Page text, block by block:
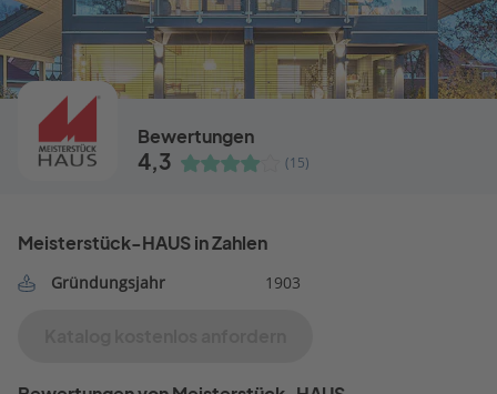
Bewertungen
4,3 (15)
Meisterstück-HAUS in Zahlen
Gründungsjahr 1903